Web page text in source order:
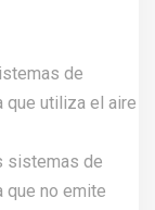
de
que utiliza el aire
sistemas de
que no emite